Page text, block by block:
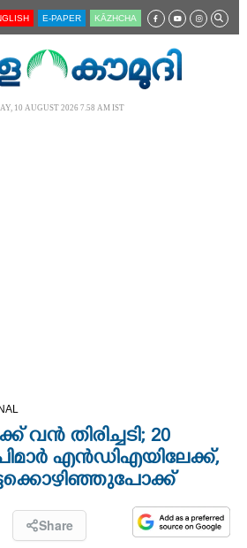
E-PAPER KĀZHCHA
10 AUGUST 2026 7.58 AM IST
വൻ തിരിച്ചടി; 20
എൻഡിഎയിലേക്ക്,
Share